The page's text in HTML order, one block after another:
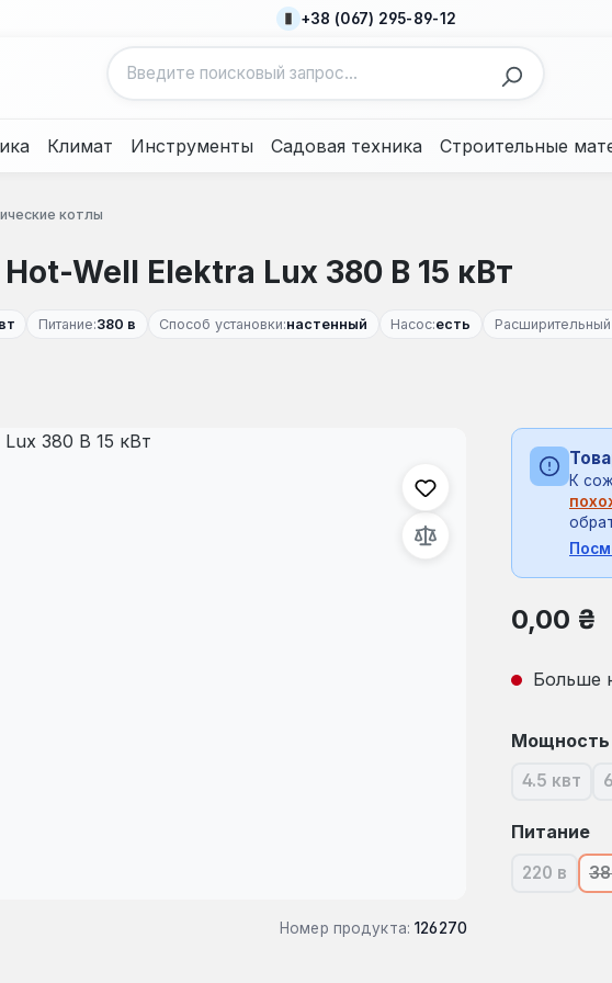
+38 (067) 295-89-12
Климат Инструменты Садовая техника Строительные
котлы
Well Elektra Lux 380 В 15 кВт
Питание:380 в Способ установки:настенный Насос:есть
Номер продукта: 126270
К
Обычная
0,00 ₴
Больше
Выберите
Мощность
4.5 квт
(В
Выберите
Питание
220 в
(В